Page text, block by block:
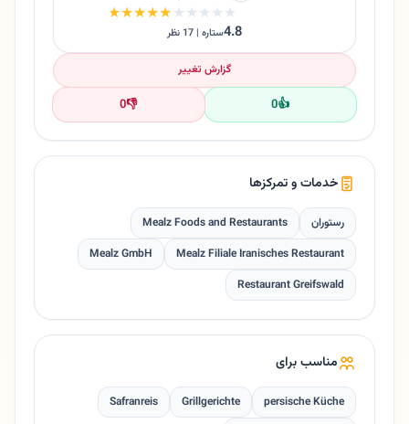
★★★★★
★★★★★
4.8ستاره | 17 نظر
گزارش تغییر
👍
0
👎
0
خدمات و تمرکزها
رستوران
Mealz Foods and Restaurants
Mealz Filiale Iranisches Restaurant
Mealz GmbH
Restaurant Greifswald
مناسب برای
persische Küche
Grillgerichte
Safranreis